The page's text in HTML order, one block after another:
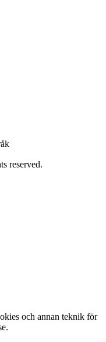
reserved.
och annan teknik för